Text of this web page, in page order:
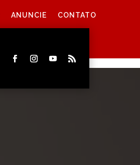
ANUNCIE CONTATO